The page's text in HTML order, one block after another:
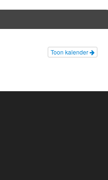
Toon kalender